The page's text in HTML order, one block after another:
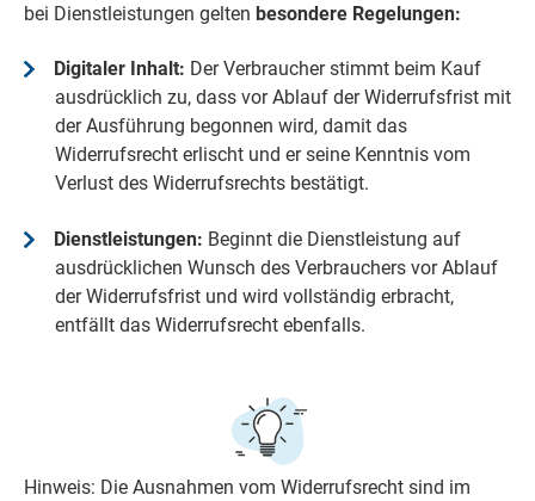
bei Dienstleistungen gelten besondere Regelungen:
Digitaler Inhalt: Der Verbraucher stimmt beim Kauf
ausdrücklich zu, dass vor Ablauf der Widerrufsfrist mit
der Ausführung begonnen wird, damit das
Widerrufsrecht erlischt und er seine Kenntnis vom
Verlust des Widerrufsrechts bestätigt.
Dienstleistungen: Beginnt die Dienstleistung auf
ausdrücklichen Wunsch des Verbrauchers vor Ablauf
der Widerrufsfrist und wird vollständig erbracht,
entfällt das Widerrufsrecht ebenfalls.
Hinweis: Die Ausnahmen vom Widerrufsrecht sind im